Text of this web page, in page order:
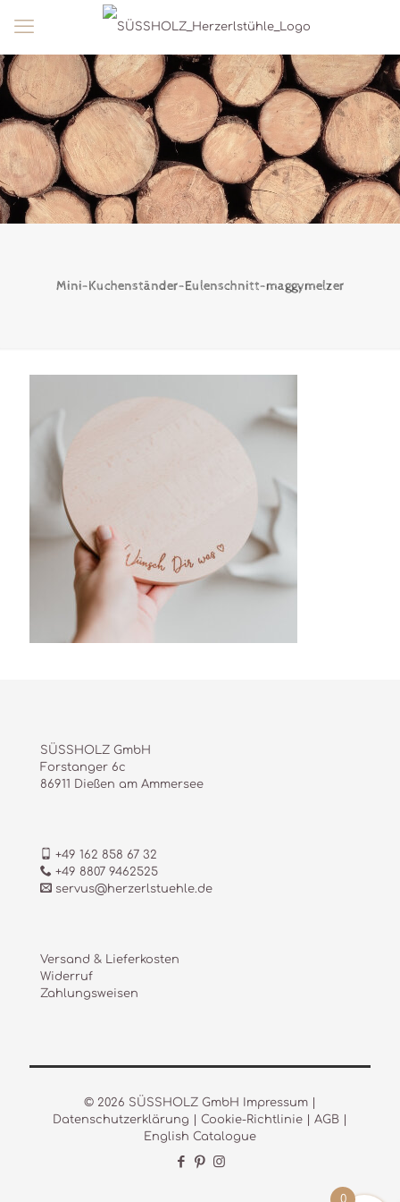
Mini-Kuchenständer-Eulenschnitt-maggymelzer
SÜSSHOLZ GmbH
Forstanger 6c
86911 Dießen am Ammersee
+49 162 858 67 32
+49 8807 9462525
servus@herzerlstuehle.de
Versand & Lieferkosten
Widerruf
Zahlungsweisen
© 2026 SÜSSHOLZ GmbH Impressum
Datenschutzerklärung
Cookie-Richtlinie AGB
English Catalogue
0